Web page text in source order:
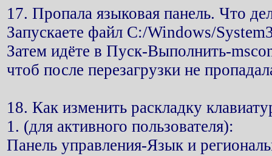
17. Пропала языковая панель. Что
Запускаете файл С:/Windows/
Затем идёте в Пуск-Выполнить-
чтоб после перезагрузки не
18. Как изменить раскладку
1. (для активного пользователя):
Панель управления-Язык и